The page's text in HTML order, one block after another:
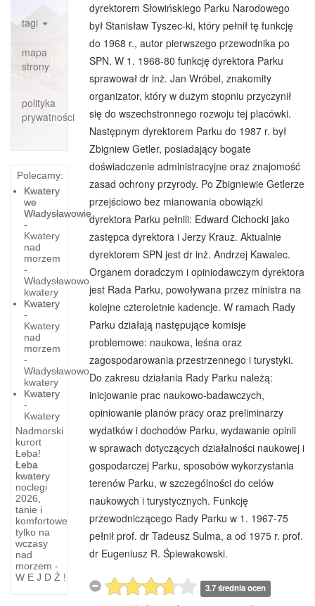
tagi
mapa
strony
polityka
prywatności
Polecamy:
Kwatery
we
Władysławowie
-
Kwatery
nad
morzem
-
Władysławowo
kwatery
Kwatery
-
Kwatery
nad
morzem
-
Władysławowo
kwatery
Kwatery
-
Kwatery
Nadmorski
kurort
Łeba!
Łeba
kwatery
noclegi
2026,
tanie i
komfortowe
tylko na
wczasy
nad
morzem -
W E J D Ź !
Słowiński
Park
Narodowy
-
Idea
utworzenia
parku
narodowego
dyrektorem Słowińskiego Parku Narodowego
był Stanisław Tyszec-ki, który pełnił tę funkcję
do 1968 r., autor pierwszego przewodnika po
SPN. W 1. 1968-80 funkcję dyrektora Parku
sprawował dr inż. Jan Wróbel, znakomity
organizator, który w dużym stopniu przyczynił
się do wszechstronnego rozwoju tej placówki.
Następnym dyrektorem Parku do 1987 r. był
Zbigniew Getler, posiadający bogate
doświadczenie administracyjne oraz znajomość
zasad ochrony przyrody. Po Zbigniewie Getlerze
przejściowo bez mianowania obowiązki
dyrektora Parku pełnili: Edward Cichocki jako
zastępca dyrektora i Jerzy Krauz. Aktualnie
dyrektorem SPN jest dr inż. Andrzej Kawalec.
Organem doradczym i opiniodawczym dyrektora
jest Rada Parku, powoływana przez ministra na
kolejne czteroletnie kadencje. W ramach Rady
Parku działają następujące komisje
problemowe: naukowa, leśna oraz
zagospodarowania przestrzennego i turystyki.
Do zakresu działania Rady Parku należą:
inicjowanie prac naukowo-badawczych,
opiniowanie planów pracy oraz preliminarzy
wydatków i dochodów Parku, wydawanie opinii
w sprawach dotyczących działalności naukowej i
gospodarczej Parku, sposobów wykorzystania
terenów Parku, w szczególności do celów
naukowych i turystycznych. Funkcję
przewodniczącego Rady Parku w 1. 1967-75
pełnił prof. dr Tadeusz Sulma, a od 1975 r. prof.
dr Eugeniusz R. Śpiewakowski.
3.7 średnia ocen